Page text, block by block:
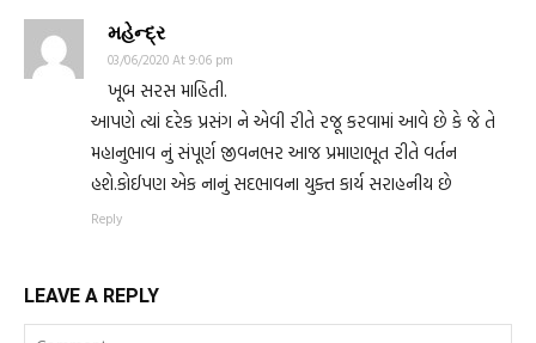
મહેન્દ્ર
03/06/2020 At 9:06 pm
ખૂબ સરસ માહિતી.
આપણે ત્યાં દરેક પ્રસંગ ને એવી રીતે રજૂ કરવામાં આવે છે કે જે તે
મહાનુભાવ નું સંપૂર્ણ જીવનભર આજ પ્રમાણભૂત રીતે વર્તન
હશે.કોઈપણ એક નાનું સદભાવના યુક્ત કાર્ય સરાહનીય છે
Reply
LEAVE A REPLY